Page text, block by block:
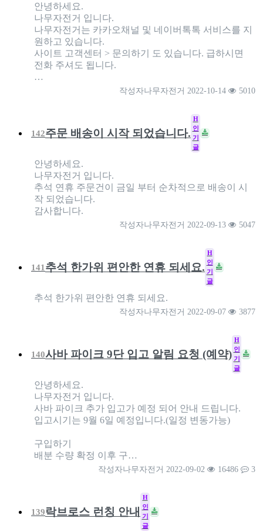
안녕하세요.
나무자전거 입니다.
나무자전거는 카카오채널 및 네이버톡톡 서비스를 지
원하고 있습니다.
사이트 고객센터 > 문의하기 도 있습니다. 급하시면
전화 주셔도 됩니다.
…
작성자나무자전거 2022-10-14 5010
142주문 배송이 시작 되었습니다.
H
인
기
글
안녕하세요.
나무자전거 입니다.
추석 연휴 주문건이 금일 부터 순차적으로 배송이 시
작 되었습니다.
감사합니다.
작성자나무자전거 2022-09-13 5047
141 추석 한가위 편안한 연휴 되세요.
H
인
기
글
추석 한가위 편안한 연휴 되세요.
작성자나무자전거 2022-09-07 3877
140사바 파이크 9단 입고 알림 요청 (예약)
H
인
기
글
안녕하세요.
나무자전거 입니다.
사바 파이크 추가 입고가 예정 되어 안내 드립니다.
입고시기는 9월 6일 예정입니다.(일정 변동가능)
구입하기
배분 수량 확정 이후 구…
작성자나무자전거 2022-09-02 16486 3
139락브로스 런칭 안내
H
인
기
글